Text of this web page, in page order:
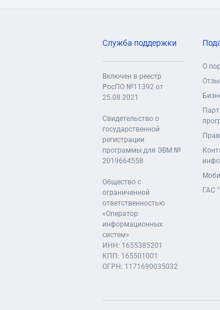
Служба поддержки
Включен в реестр
РосПО №11392 от
25.08.2021
Свидетельство о
государственной
регистрации
программы для ЭВМ №
2019664558
Общество с
ограниченной
ответственностью
«Оператор
информационных
систем»
ИНН: 1655385201
КПП: 165501001
ОГРН: 1171690035032
О
ГАС